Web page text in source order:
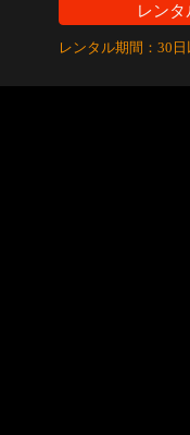
レンタ
レンタル期間：30